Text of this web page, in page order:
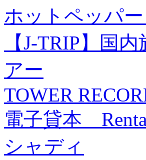
ホットペッパ
【J-TRIP】国
アー
TOWER
電子貸本 Renta
シャディ